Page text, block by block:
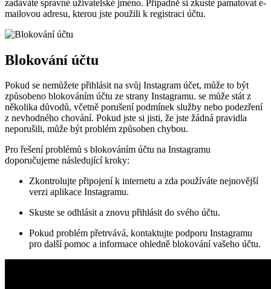
zadáváte správné uživatelské jméno. Případně si zkuste pamatovat e-
mailovou adresu, kterou jste použili k registraci účtu.
Blokování účtu
Pokud se nemůžete přihlásit na svůj Instagram účet, může to být
způsobeno blokováním účtu ze strany Instagramu. se může stát z
několika důvodů, včetně porušení podmínek služby nebo podezření
z nevhodného chování. Pokud jste si jisti, že jste žádná pravidla
neporušili, může být problém způsoben chybou.
Pro řešení problémů s blokováním účtu na Instagramu
doporučujeme následující kroky:
Zkontrolujte připojení k internetu a zda používáte nejnovější
verzi aplikace Instagramu.
Skuste se odhlásit a znovu přihlásit do svého účtu.
Pokud problém přetrvává, kontaktujte podporu Instagramu
pro další pomoc a informace ohledně blokování vašeho účtu.